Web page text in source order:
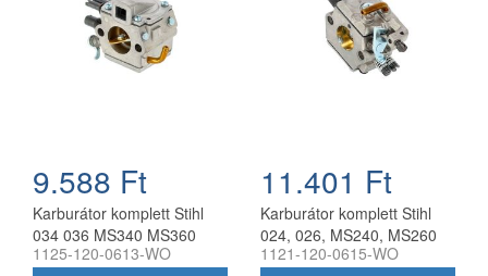
9.588 Ft
Karburátor komplett Stihl
034 036 MS340 MS360
(utángyártott, Zama C3A-
1125-120-0613-WO
11.401 Ft
Karburátor komplett Stihl
024, 026, MS240, MS260
láncfűrészhez utángyártott
1121-120-0615-WO